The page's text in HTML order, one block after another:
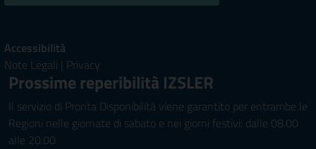
Accessibilità
Note Legali | Privacy
Prossime reperibilità IZSLER
Il servizio di Pronta Disponibilità viene garantito per entrambe le
Regioni nelle giornate di sabato e nei giorni festivi: dalle 08.00
alle 20.00